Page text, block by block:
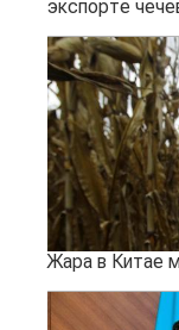
экспорте
Жара в Китае